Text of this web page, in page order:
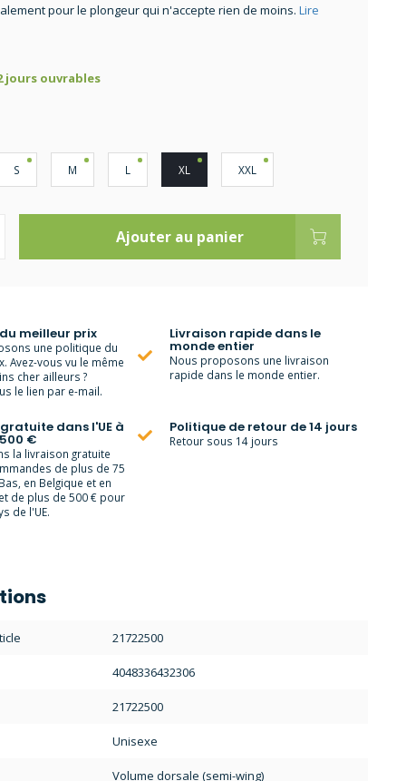
pour le plongeur qui n'accepte rien de moins. Lire
jours ouvrables
S M L XL XXL
Ajouter au panier
meilleur prix
une politique du
Avez-vous vu le même
cher ailleurs ?
le lien par e-mail.
Livraison rapide dans le
monde entier
Nous proposons une livraison
rapide dans le monde entier.
dans l'UE à
€
la livraison gratuite
de plus de 75
en Belgique et en
de plus de 500 € pour
de l'UE.
Politique de retour de 14 jours
Retour sous 14 jours
21722500
4048336432306
21722500
Unisexe
Volume dorsale (semi-wing)